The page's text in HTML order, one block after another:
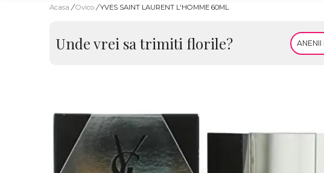
Acasa / Ovico / YVES SAINT LAURENT L'HOMME 60ML
Unde vrei sa trimiti florile?